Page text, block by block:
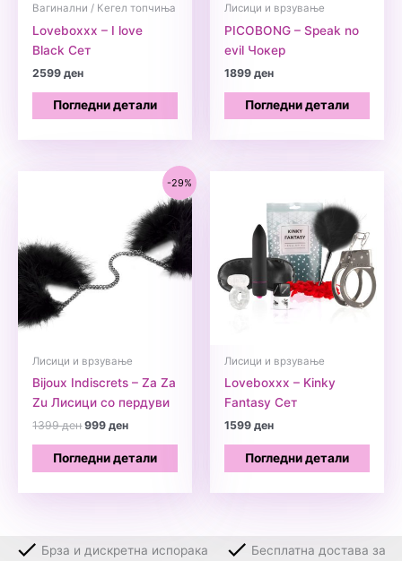
Вагинални / Кегел топчиња
Loveboxxx – I love
Black Сет
2599ден
Погледни детали
Лисици и врзување
PICOBONG – Speak no
evil Чокер
1899ден
Погледни детали
-29%
Лисици и врзување
Bijoux Indiscrets – Za Za
Zu Лисици со пердуви
1399денOriginal
was:
1399 ден.
999денCurrent
is:
Погледни детали
Лисици и врзување
Loveboxxx – Kinky
Fantasy Сет
1599ден
Погледни детали
Брза и дискретна испорака
Бесплатна достава за